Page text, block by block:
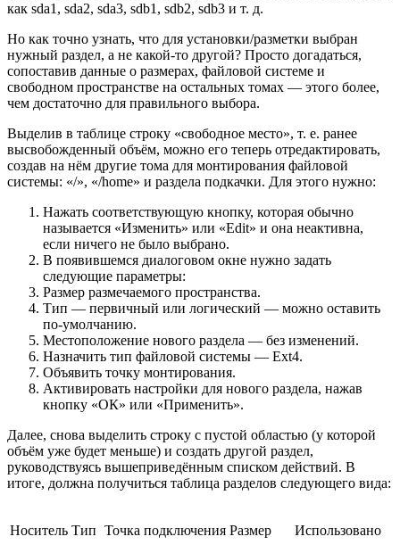
как sda1, sda2, sda3, sdb1, sdb2, sdb3 и т. д.
Но как точно узнать, что для установки/разметки выбран
нужный раздел, а не какой-то другой? Просто догадаться,
сопоставив данные о размерах, файловой системе и
свободном пространстве на остальных томах — этого более,
чем достаточно для правильного выбора.
Выделив в таблице строку «свободное место», т. е. ранее
высвобожденный объём, можно его теперь отредактировать,
создав на нём другие тома для монтирования файловой
системы: «/», «/home» и раздела подкачки. Для этого нужно:
Нажать соответствующую кнопку, которая обычно
называется «Изменить» или «Edit» и она неактивна,
если ничего не было выбрано.
В появившемся диалоговом окне нужно задать
следующие параметры:
Размер размечаемого пространства.
Тип — первичный или логический — можно оставить
по-умолчанию.
Местоположение нового раздела — без изменений.
Назначить тип файловой системы — Ext4.
Объявить точку монтирования.
Активировать настройки для нового раздела, нажав
кнопку «ОК» или «Применить».
Далее, снова выделить строку с пустой областью (у которой
объём уже будет меньше) и создать другой раздел,
руководствуясь вышеприведённым списком действий. В
итоге, должна получиться таблица разделов следующего вида:
Носитель Тип Точка подключения Размер Использовано